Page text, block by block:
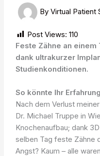
ByVirtual Patient
Post Views: 110
Feste Zähne an
dank ultrakurzer
Studienkonditionen.
So könnte Ihr
Nach dem Verlust
Dr. Michael Truppe in
Knochenaufbau; dank
selben Tag feste Zähne
Angst? Kaum – alle